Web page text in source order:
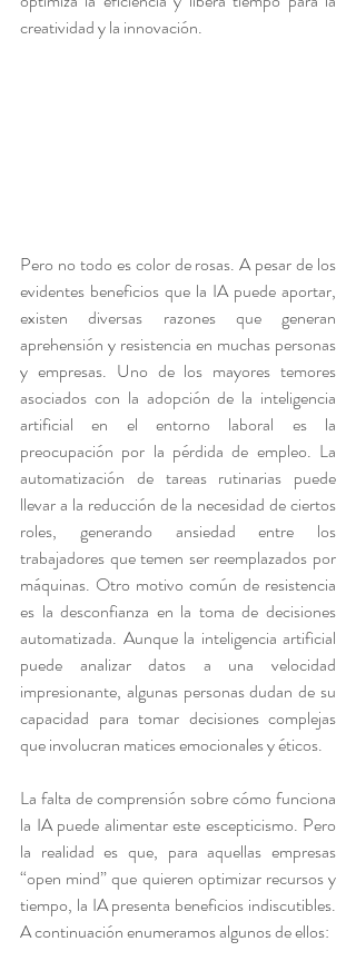
creatividad y la innovación.
Pero no todo es color de rosas. A pesar de los
evidentes beneficios que la IA puede aportar,
existen diversas razones que generan
aprehensión y resistencia en muchas personas
y empresas. Uno de los mayores temores
asociados con la adopción de la inteligencia
artificial en el entorno laboral es la
preocupación por la pérdida de empleo. La
automatización de tareas rutinarias puede
llevar a la reducción de la necesidad de ciertos
roles, generando ansiedad entre los
trabajadores que temen ser reemplazados por
máquinas. Otro motivo común de resistencia
es la desconfianza en la toma de decisiones
automatizada. Aunque la inteligencia artificial
puede analizar datos a una velocidad
impresionante, algunas personas dudan de su
capacidad para tomar decisiones complejas
que involucran matices emocionales y éticos.
La falta de comprensión sobre cómo funciona
la IA puede alimentar este escepticismo. Pero
la realidad es que, para aquellas empresas
“open mind” que quieren optimizar recursos y
tiempo, la IA presenta beneficios indiscutibles.
A continuación enumeramos algunos de ellos: